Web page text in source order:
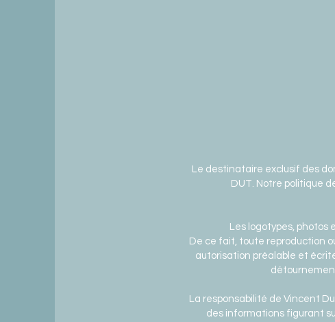
Le destinataire exclusif des
DUT. Notre politique
Les logotypes, photos
De ce fait, toute reproduction
autorisation préalable et
La responsabilité de Vincent
des informations figurant